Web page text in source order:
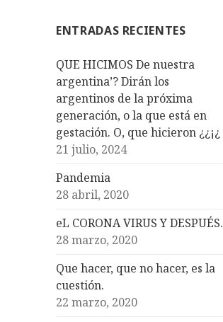
ENTRADAS RECIENTES
QUE HICIMOS De nuestra
argentina’? Dirán los
argentinos de la próxima
generación, o la que está en
gestación. O, que hicieron ¿¿¡¿
21 julio, 2024
Pandemia
28 abril, 2020
eL CORONA VIRUS Y DESPUÉS.
28 marzo, 2020
Que hacer, que no hacer, es la
cuestión.
22 marzo, 2020